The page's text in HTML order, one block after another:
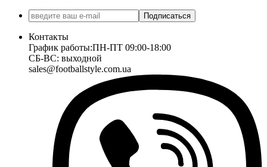
Подписаться
Контакты
График работы:ПН-ПТ 09:00-18:00
СБ-ВС: выходной
sales@footballstyle.com.ua